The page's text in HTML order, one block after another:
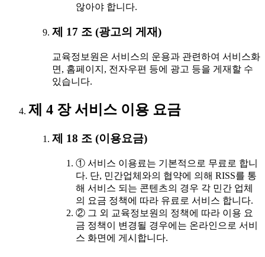
않아야 합니다.
제 17 조 (광고의 게재)
교육정보원은 서비스의 운용과 관련하여 서비스화
면, 홈페이지, 전자우편 등에 광고 등을 게재할 수
있습니다.
제 4 장 서비스 이용 요금
제 18 조 (이용요금)
① 서비스 이용료는 기본적으로 무료로 합니
다. 단, 민간업체와의 협약에 의해 RISS를 통
해 서비스 되는 콘텐츠의 경우 각 민간 업체
의 요금 정책에 따라 유료로 서비스 합니다.
② 그 외 교육정보원의 정책에 따라 이용 요
금 정책이 변경될 경우에는 온라인으로 서비
스 화면에 게시합니다.